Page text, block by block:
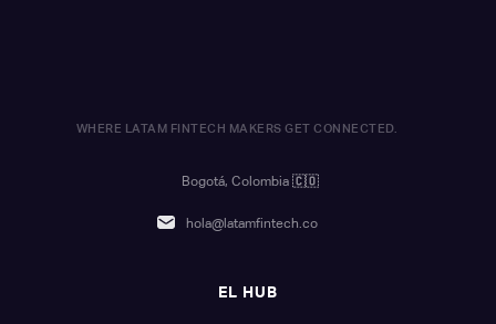
WHERE LATAM FINTECH MAKERS GET CONNECTED.
Bogotá, Colombia 🇨🇴
hola@latamfintech.co
EL HUB